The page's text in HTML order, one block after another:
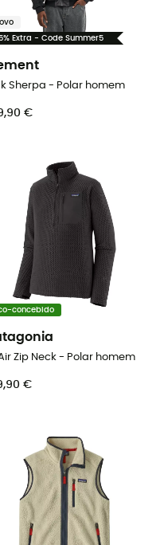
Extra - Code Summer5
Sherpa - Polar homem
€
concebido
Air Zip Neck - Polar homem
€